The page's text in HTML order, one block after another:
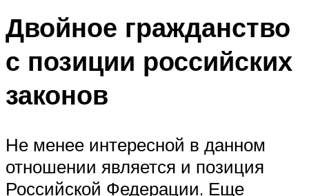
Двойное гражданство
с позиции российских
законов
Не менее интересной в данном
отношении является и позиция
Российской Федерации. Еще